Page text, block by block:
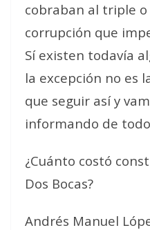
cobraban al triple o
corrupción que
Sí existen todavía
la excepción no es
que seguir así y
informando de
¿Cuánto costó
Dos Bocas?
Andrés Manuel